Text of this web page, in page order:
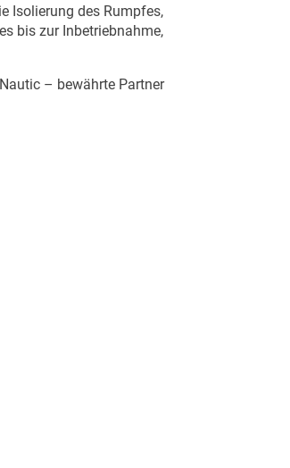
Isolierung des Rumpfes,
bis zur Inbetriebnahme,
– bewährte Partner